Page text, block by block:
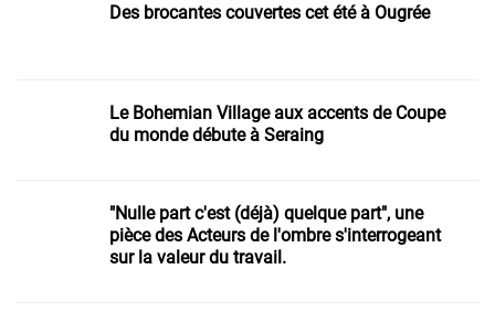
Des brocantes couvertes cet été à Ougrée
Le Bohemian Village aux accents de Coupe
du monde débute à Seraing
"Nulle part c'est (déjà) quelque part", une
pièce des Acteurs de l'ombre s'interrogeant
sur la valeur du travail.